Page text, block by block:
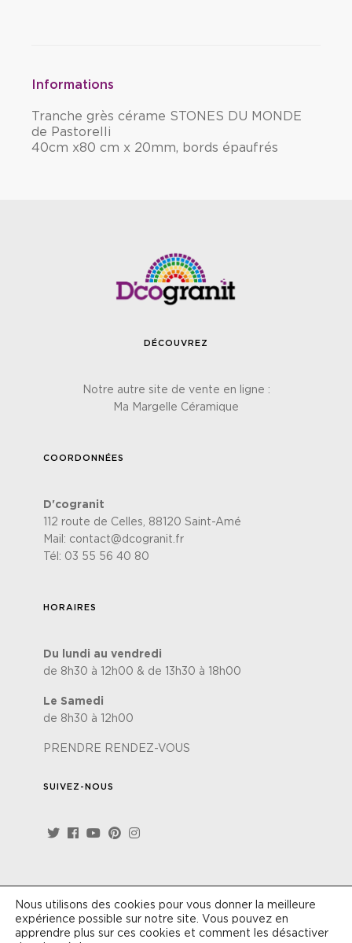
Informations
Tranche grès cérame STONES DU MONDE
de Pastorelli
40cm x80 cm x 20mm, bords épaufrés
DÉCOUVREZ
Notre autre site de vente en ligne :
Ma Margelle Céramique
COORDONNÉES
D'cogranit
112 route de Celles, 88120 Saint-Amé
Mail: contact@dcogranit.fr
Tél: 03 55 56 40 80
HORAIRES
Du lundi au vendredi
de 8h30 à 12h00 & de 13h30 à 18h00
Le Samedi
de 8h30 à 12h00
PRENDRE RENDEZ-VOUS
SUIVEZ-NOUS
Site réalisé par Lézards'Création
confidentialité-Conditions générales de vente
Nous utilisons des cookies pour vous donner la meilleure
expérience possible sur notre site. Vous pouvez en
apprendre plus sur ces cookies et comment les désactiver